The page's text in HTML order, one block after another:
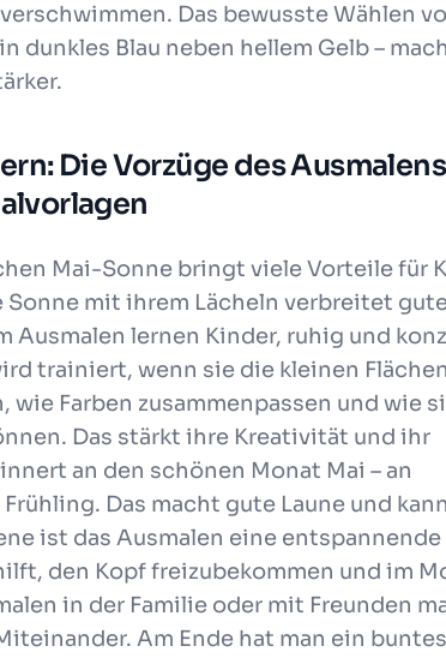
Das bewusste Wählen
dunkles Blau neben hellem Gelb –
Die Vorzüge des
Mai-Sonne bringt viele Vorteile für
Sonne mit ihrem Lächeln verbreitet
Ausmalen lernen Kinder, ruhig und
trainiert, wenn sie die kleinen
wie Farben zusammenpassen und wie
Das stärkt ihre Kreativität und ihr
an den schönen Monat Mai – an
Das macht gute Laune und
ist das Ausmalen eine
den Kopf freizubekommen und im
in der Familie oder mit Freunden
Am Ende hat man ein